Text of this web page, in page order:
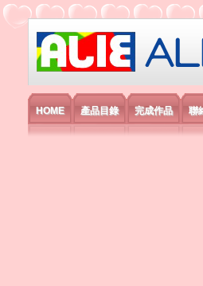
艾利國際電子
HOME 產品目錄 完成作品 聯